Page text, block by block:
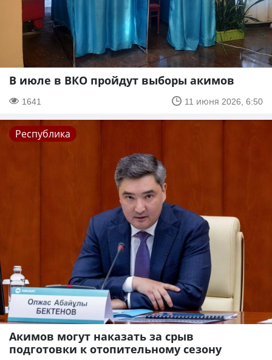
В июле в ВКО пройдут выборы акимов
1641 11 июня 2026, 6:50
Республика
Акимов могут наказать за срыв
подготовки к отопительному сезону